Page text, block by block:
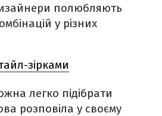
полюбляють
у різних
зірками
легко підібрати
розповіла у своєму